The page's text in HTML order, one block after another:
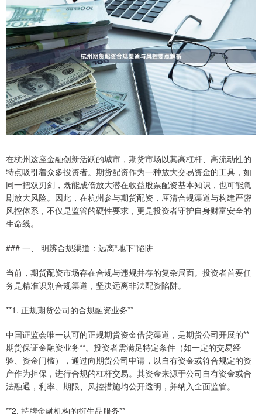
在杭州这座金融创新活跃的城市，期货市场以其高杠杆、高流动性的
特点吸引着众多投资者。期货配资作为一种放大交易资金的工具，如
同一把双刃剑，既能成倍放大潜在收益股票配资基本知识，也可能急
剧放大风险。因此，在杭州参与期货配资，厘清合规渠道与构建严密
风控体系，不仅是监管的硬性要求，更是投资者守护自身财富安全的
生命线。
### 一、 明辨合规渠道：远离“地下”陷阱
当前，期货配资市场存在合规与违规并存的复杂局面。投资者首要任
务是精准识别合规渠道，坚决远离非法配资陷阱。
**1. 正规期货公司的合规融资业务**
中国证监会唯一认可的正规期货资金借贷渠道，是期货公司开展的**
期货保证金融资业务**。投资者需满足特定条件（如一定的交易经
验、资金门槛），通过向期货公司申请，以自有资金或符合规定的资
产作为担保，进行合规的杠杆交易。其资金来源于公司自有资金或合
法融通，利率、期限、风控措施均公开透明，并纳入全面监管。
**2. 持牌金融机构的衍生品服务**